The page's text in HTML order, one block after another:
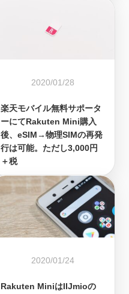
2020/01/28
楽天モバイル無料サポータ
ーにてRakuten Mini購入
後、eSIM→物理SIMの再発
行は可能。ただし3,000円
＋税
2020/01/24
Rakuten MiniはIIJmioの